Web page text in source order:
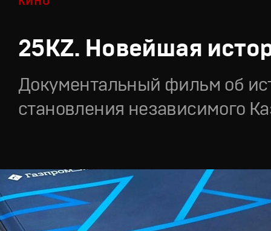
25KZ. Новейшая
Документальный фильм об
становления независимого